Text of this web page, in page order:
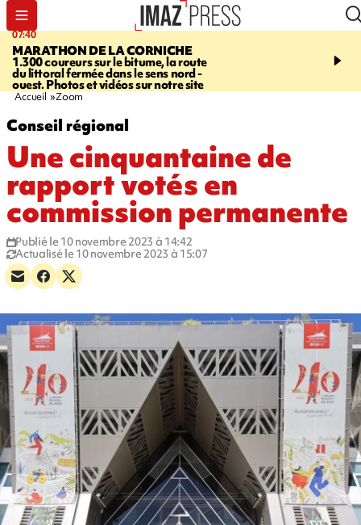
10:33
ASSOCIATIONSProtection de
l’enfance - une nouvelle rencontre
Stop VIF organisée à La Réunion
09:14
touristes au Porge,
Accueil Zoom
Conseil régional
Une cinquantaine de
rapport votés en
commission permanente
Publié le 10 novembre 2023 à 14:42
Actualisé le 10 novembre 2023 à 15:07